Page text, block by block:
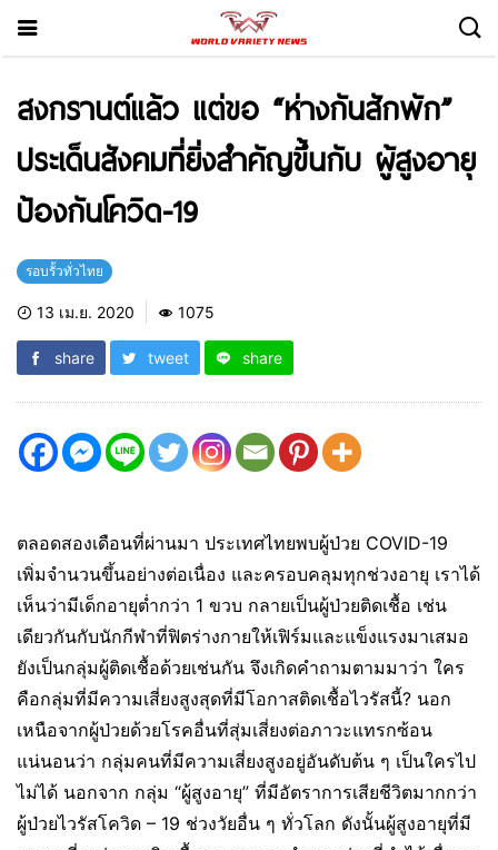
สงกรานต์แล้ว แต่ขอ “ห่างกันสักพัก”
ประเด็นสังคมที่ยิ่งสำคัญขึ้นกับ ผู้สูงอายุ
ป้องกันโควิด-19
รอบรั้วทั่วไทย
13 เม.ย. 2020 1075
share tweet share
ตลอดสองเดือนที่ผ่านมา ประเทศไทยพบผู้ป่วย COVID-19
เพิ่มจำนวนขึ้นอย่างต่อเนื่อง และครอบคลุมทุกช่วงอายุ เราได้
เห็นว่ามีเด็กอายุต่ำกว่า 1 ขวบ กลายเป็นผู้ป่วยติดเชื้อ เช่น
เดียวกันกับนักกีฬาที่ฟิตร่างกายให้เฟิร์มและแข็งแรงมาเสมอ
ยังเป็นกลุ่มผู้ติดเชื้อด้วยเช่นกัน จึงเกิดคำถามตามมาว่า ใคร
คือกลุ่มที่มีความเสี่ยงสูงสุดที่มีโอกาสติดเชื้อไวรัสนี้? นอก
เหนือจากผู้ป่วยด้วยโรคอื่นที่สุ่มเสี่ยงต่อภาวะแทรกซ้อน
แน่นอนว่า กลุ่มคนที่มีความเสี่ยงสูงอยู่อันดับต้น ๆ เป็นใครไป
ไม่ได้ นอกจาก กลุ่ม “ผู้สูงอายุ” ที่มีอัตราการเสียชีวิตมากกว่า
ผู้ป่วยไวรัสโควิด – 19 ช่วงวัยอื่น ๆ ทั่วโลก ดังนั้นผู้สูงอายุที่มี